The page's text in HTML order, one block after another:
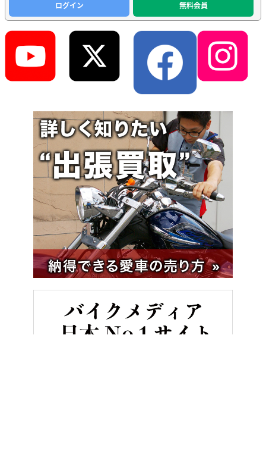
ログイン
無料会員